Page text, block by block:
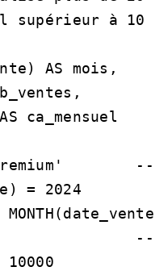
supérieur à 10
AS mois,
ca_mensuel
--
= 2024
20
10000